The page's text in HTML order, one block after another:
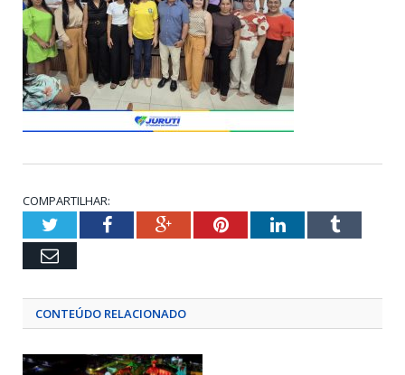
COMPARTILHAR:
TwitterFacebookGoogle+PinterestLinkedInTumblr
Email
CONTEÚDO RELACIONADO